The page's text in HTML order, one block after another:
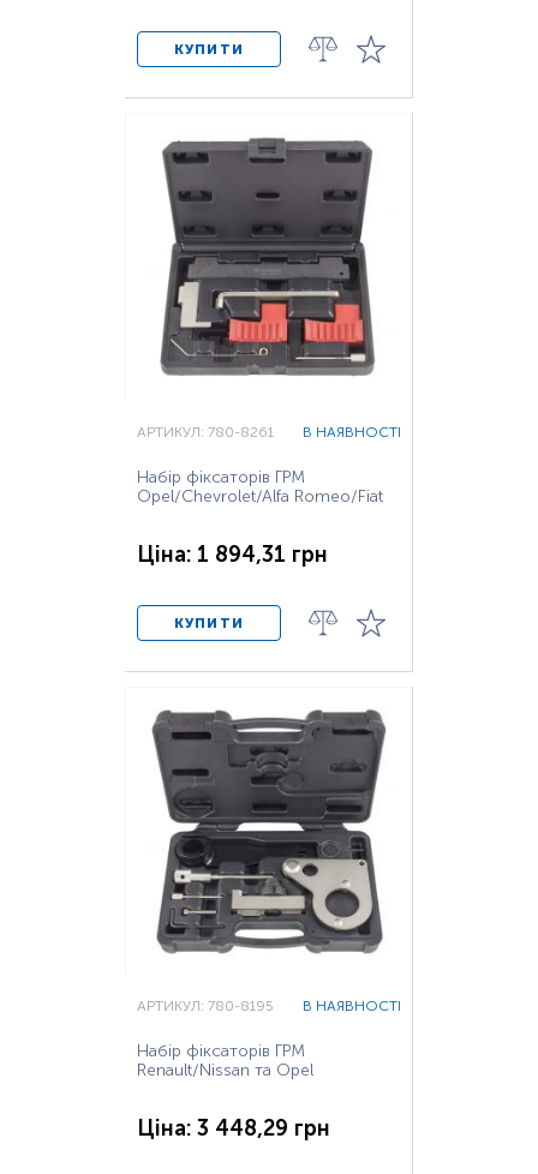
КУПИТИ
АРТИКУЛ: 780-8261 В НАЯВНОСТІ
Набір фіксаторів ГРМ
Opel/Chevrolet/Alfa Romeo/Fiat
Ціна: 1 894,31 грн
КУПИТИ
АРТИКУЛ: 780-8195 В НАЯВНОСТІ
Набір фіксаторів ГРМ
Renault/Nissan та Opel
Ціна: 3 448,29 грн